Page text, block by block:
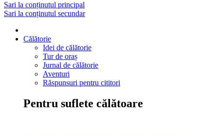
Sari la conținutul principal
Sari la conținutul secundar
Călătorie
Idei de călătorie
Tur de oraș
Jurnal de călătorie
Aventuri
Răspunsuri pentru cititori
Pentru suflete călătoare